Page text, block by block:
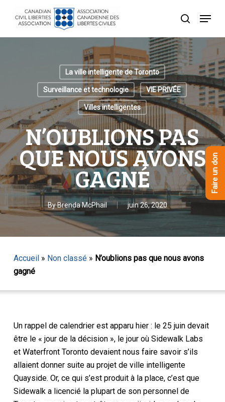
recherche
Menu
La ville intelligente de Toronto
Surveillance et technologie VIE PRIVÉE
Villes intelligentes
N’OUBLIONS PAS
QUE NOUS AVONS
GAGNÉ
ByBrenda McPhail juin 26, 2020
Accueil» Non classé» N’oublions pas que nous avons
gagné
Un rappel de calendrier est apparu hier : le 25 juin devait
être le « jour de la décision », le jour où Sidewalk Labs
et Waterfront Toronto devaient nous faire savoir s’ils
allaient donner suite au projet de ville intelligente
Quayside. Or, ce qui s’est produit à la place, c’est que
Sidewalk a licencié la plupart de son personnel de
Faire un don